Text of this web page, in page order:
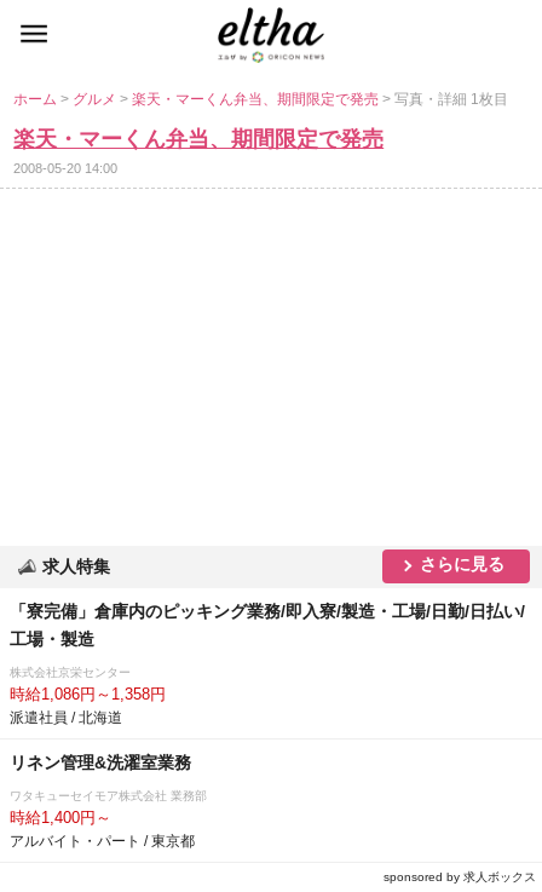
ホーム> グルメ>楽天・マーくん弁当、期間限定で発売> 写真・詳細 1枚目
楽天・マーくん弁当、期間限定で発売
2008-05-20 14:00
求人特集 さらに見る
「寮完備」倉庫内のピッキング業務/即入寮/製造・工場/日勤/日払い/
工場・製造
株式会社京栄センター
時給1,086円～1,358円
派遣社員 / 北海道
リネン管理&洗濯室業務
ワタキューセイモア株式会社 業務部
時給1,400円～
アルバイト・パート / 東京都
sponsored by 求人ボックス